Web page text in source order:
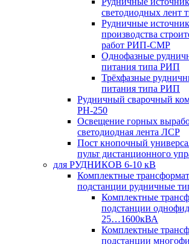
светодиодных лент
Рудничные
производства
работ РИП-СМР
Однофазные
питания типа РИП
Трёхфазные
питания типа РИП
Рудничный сварочный
РН-250
Освещение горных
светодиодная лента ЛСР
Пост кнопочный
пульт дистанционного
для РУДНИКОВ 6-10 кВ
Комплектные
подстанции рудничные
Комплектные
подстанции
25…1600кВА
Комплектные
подстанции